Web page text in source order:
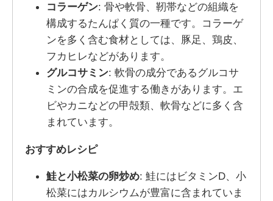
コラーゲン: 骨や軟骨、靭帯などの組織を
構成するたんぱく質の一種です。コラーゲ
ンを多く含む食材としては、豚足、鶏皮、
フカヒレなどがあります。
グルコサミン: 軟骨の成分であるグルコサ
ミンの合成を促進する働きがあります。エ
ビやカニなどの甲殻類、軟骨などに多く含
まれています。
おすすめレシピ
鮭と小松菜の卵炒め: 鮭にはビタミンD、小
松菜にはカルシウムが豊富に含まれていま